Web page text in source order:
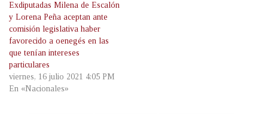
Exdiputadas Milena de Escalón
y Lorena Peña aceptan ante
comisión legislativa haber
favorecido a oenegés en las
que tenían intereses
particulares
viernes, 16 julio 2021 4:05 PM
En «Nacionales»